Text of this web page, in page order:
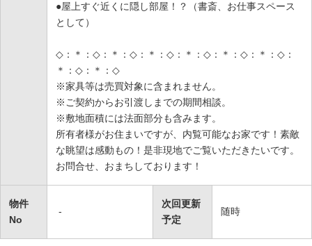
●屋上すぐ近くに隠し部屋！？（書斎、お仕事スペース
として）
◇：＊：◇：＊：◇：＊：◇：＊：◇：＊：◇：＊：◇：
＊：◇：＊：◇
※家具等は売買対象に含まれません。
※ご契約からお引渡しまでの期間相談。
※敷地面積には法面部分も含みます。
所有者様がお住まいですが、内覧可能なお家です！素敵
な眺望は感動もの！是非現地でご覧いただきたいです。
お問合せ、おまちしております！
物件
No
-
次回更新
予定
随時